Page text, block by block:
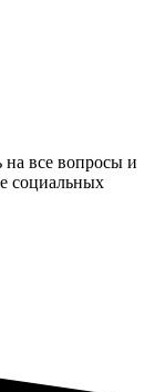
на все вопросы и
социальных